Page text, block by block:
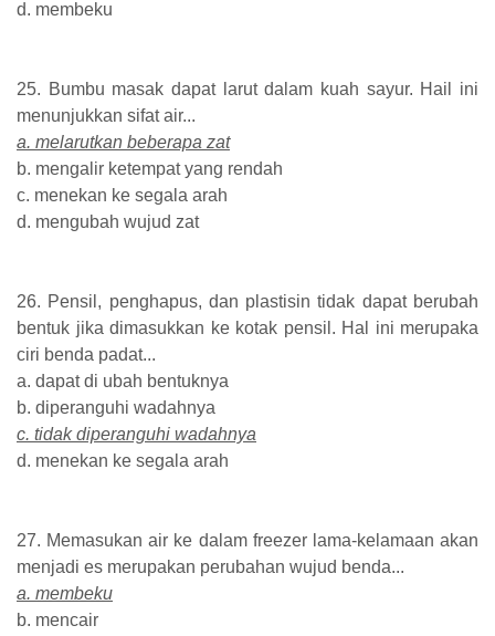
d. membeku
25. Bumbu masak dapat larut dalam kuah sayur. Hail ini
menunjukkan sifat air...
a. melarutkan beberapa zat
b. mengalir ketempat yang rendah
c. menekan ke segala arah
d. mengubah wujud zat
26. Pensil, penghapus, dan plastisin tidak dapat berubah
bentuk jika dimasukkan ke kotak pensil. Hal ini merupaka
ciri benda padat...
a. dapat di ubah bentuknya
b. diperanguhi wadahnya
c. tidak diperanguhi wadahnya
d. menekan ke segala arah
27. Memasukan air ke dalam freezer lama-kelamaan akan
menjadi es merupakan perubahan wujud benda...
a. membeku
b. mencair